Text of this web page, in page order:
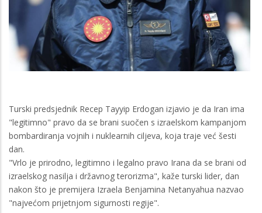
Turski predsjednik Recep Tayyip Erdogan izjavio je da Iran ima
"legitimno" pravo da se brani suočen s izraelskom kampanjom
bombardiranja vojnih i nuklearnih ciljeva, koja traje već šesti
dan.
"Vrlo je prirodno, legitimno i legalno pravo Irana da se brani od
izraelskog nasilja i državnog terorizma", kaže turski lider, dan
nakon što je premijera Izraela Benjamina Netanyahua nazvao
"najvećom prijetnjom sigurnosti regije".